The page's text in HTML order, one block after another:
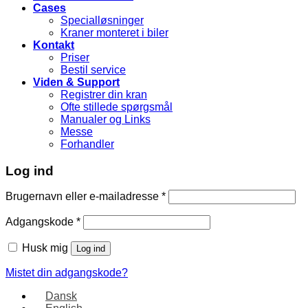
Cases
Specialløsninger
Kraner monteret i biler
Kontakt
Priser
Bestil service
Viden & Support
Registrer din kran
Ofte stillede spørgsmål
Manualer og Links
Messe
Forhandler
Log ind
Brugernavn eller e-mailadresse *
Adgangskode *
Husk mig Log ind
Mistet din adgangskode?
Dansk